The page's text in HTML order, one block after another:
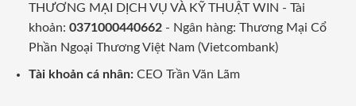
THƯƠNG MẠI DỊCH VỤ VÀ KỸ THUẬT WIN - Tài
khoản: 0371000440662- Ngân hàng: Thương Mại Cổ
Phần Ngoại Thương Việt Nam (Vietcombank)
Tài khoản cá nhân: CEO Trần Văn Lãm